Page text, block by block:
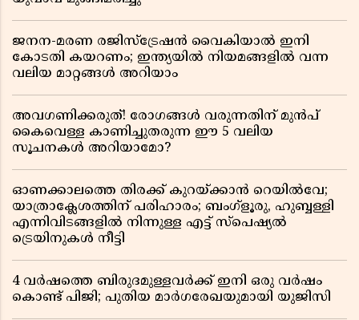
ജനന-മരണ രജിസ്ട്രേഷൻ വൈകിയാൽ ഇനി
കോടതി കയറണം; ഇന്ത്യയിൽ നിയമങ്ങളിൽ വന്ന
വലിയ മാറ്റങ്ങൾ അറിയാം
അവഗണിക്കരുത്! രോഗങ്ങൾ വരുന്നതിന് മുൻപ്
കൈവെള്ള കാണിച്ചുതരുന്ന ഈ 5 വലിയ
സൂചനകൾ അറിയാമോ?
ഓണക്കാലത്തെ തിരക്ക് കുറയ്ക്കാൻ റെയിൽവേ;
യാത്രാക്ലേശത്തിന് പരിഹാരം; ബംഗ്ളൂരു, ഹുബ്ബള്ളി
എന്നിവിടങ്ങളിൽ നിന്നുള്ള എട്ട് സ്പെഷ്യൽ
ട്രെയിനുകൾ നീട്ടി
4 വർഷത്തെ ബിരുദമുള്ളവർക്ക് ഇനി ഒരു വർഷം
കൊണ്ട് പിജി; പുതിയ മാർഗരേഖയുമായി യുജിസി